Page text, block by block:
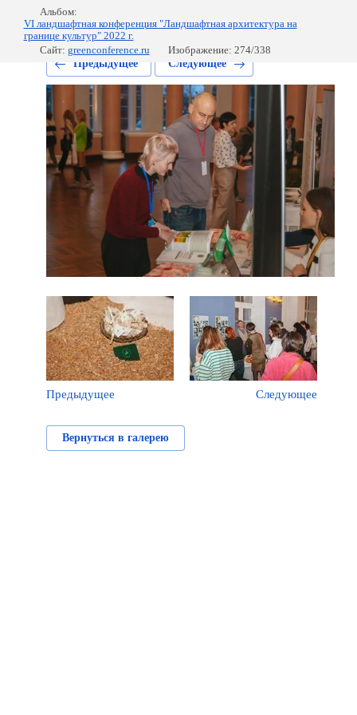
Альбом:
VI ландшафтная конференция "Ландшафтная архитектура на
границе культур" 2022 г.
Сайт: greenconference.ru
Изображение: 274/338
Предыдущее
Следующее
Предыдущее Следующее
Вернуться в галерею